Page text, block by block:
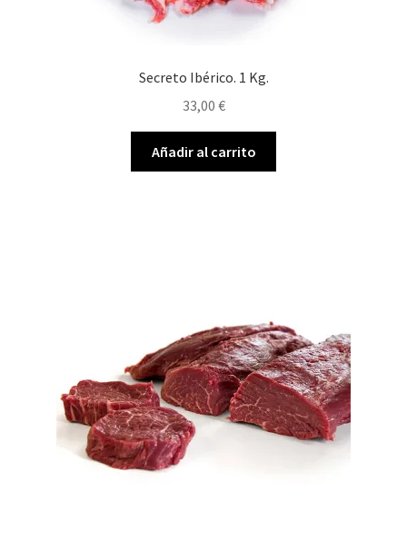
Secreto Ibérico. 1 Kg.
33,00 €
Añadir al carrito